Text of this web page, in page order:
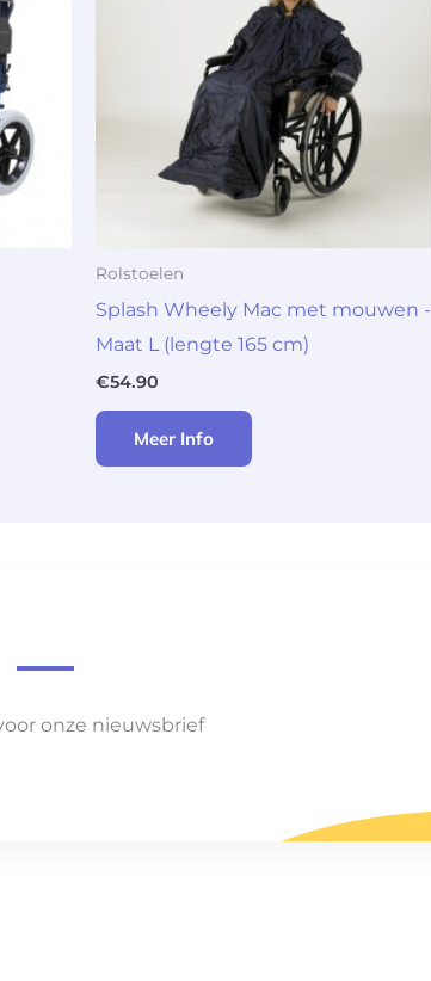
Rolstoelen
Splash Wheely Mac met mouwen -
Maat L (lengte 165 cm)
€54.90
Meer Info
onze nieuwsbrief